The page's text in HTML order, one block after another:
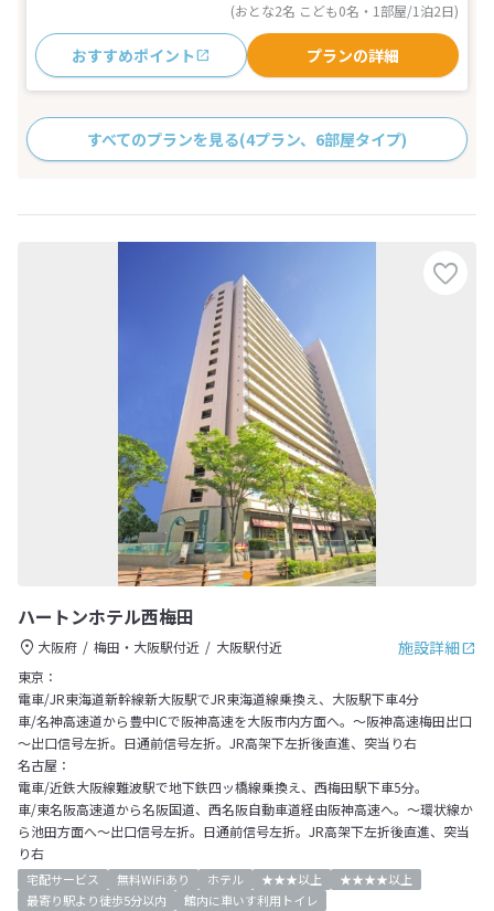
(おとな2名 こども0名・1部屋/1泊2日)
おすすめポイント プランの詳細
すべてのプランを見る(4プラン、6部屋タイプ)
ハートンホテル西梅田
施設詳細
大阪府 梅田・大阪駅付近
大阪駅付近
東京：
電車/JR東海道新幹線新大阪駅でJR東海道線乗換え、大阪駅下車4分
車/名神高速道から豊中ICで阪神高速を大阪市内方面へ。～阪神高速梅田出口
～出口信号左折。日通前信号左折。JR高架下左折後直進、突当り右
名古屋：
電車/近鉄大阪線難波駅で地下鉄四ッ橋線乗換え、西梅田駅下車5分。
車/東名阪高速道から名阪国道、西名阪自動車道経由阪神高速へ。～環状線か
ら池田方面へ～出口信号左折。日通前信号左折。JR高架下左折後直進、突当
り右
宅配サービス 無料WiFiあり ホテル ★★★以上
★★★★以上
最寄り駅より徒歩5分以内
館内に車いす利用トイレ